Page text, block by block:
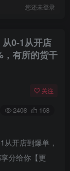
您还未登录
从0-1从开店
，有所‬的货干‬
关注
2408 168